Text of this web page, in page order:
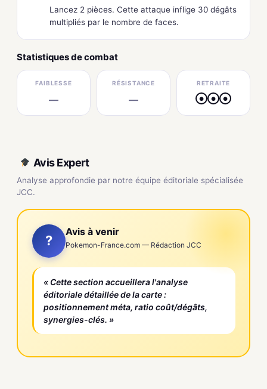
Lancez 2 pièces. Cette attaque inflige 30 dégâts
multipliés par le nombre de faces.
Statistiques de combat
FAIBLESSE
—
RÉSISTANCE
—
RETRAITE
● ● ●
Avis Expert
Analyse approfondie par notre équipe éditoriale spécialisée
JCC.
?
Avis à venir
Pokemon-France.com — Rédaction JCC
« Cette section accueillera l'analyse
éditoriale détaillée de la carte :
positionnement méta, ratio coût/dégâts,
synergies-clés. »